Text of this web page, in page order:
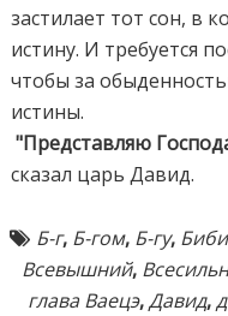
застилает тот сон, в
истину. И требуется
чтобы за
истины.
"Представляю
сказал царь Давид.
Б-г, Б-гом, Б-гу,
Всевышний,
глава Ваецэ,Давид,